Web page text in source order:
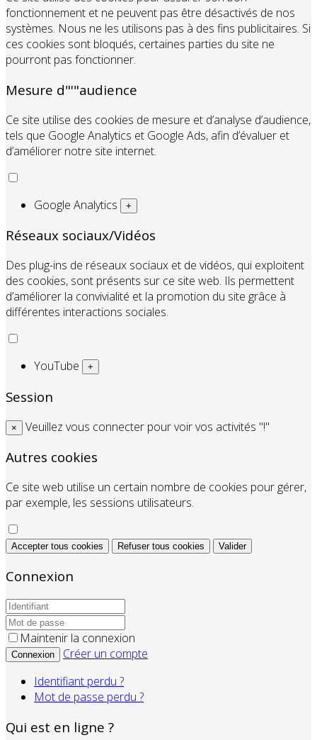
fonctionnement et ne peuvent pas être désactivés de nos
systèmes. Nous ne les utilisons pas à des fins publicitaires. Si
ces cookies sont bloqués, certaines parties du site ne
pourront pas fonctionner.
Mesure d"'"audience
Ce site utilise des cookies de mesure et d’analyse d’audience,
tels que Google Analytics et Google Ads, afin d’évaluer et
d’améliorer notre site internet.
Google Analytics +
Réseaux sociaux/Vidéos
Des plug-ins de réseaux sociaux et de vidéos, qui exploitent
des cookies, sont présents sur ce site web. Ils permettent
d’améliorer la convivialité et la promotion du site grâce à
différentes interactions sociales.
YouTube +
Session
× Veuillez vous connecter pour voir vos activités "!"
Autres cookies
Ce site web utilise un certain nombre de cookies pour gérer,
par exemple, les sessions utilisateurs.
Accepter tous cookies Refuser tous cookies Valider
Connexion
Maintenir la connexion
Connexion
Créer un compte
Identifiant perdu ?
Mot de passe perdu ?
Qui est en ligne ?